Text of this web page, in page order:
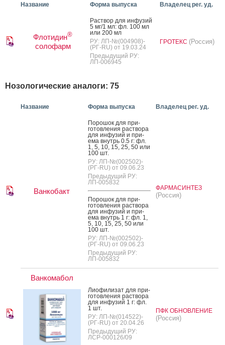
Название Форма выпуска Владелец рег. уд.
Флотидин®
солофарм
Рас­твор для ин­фу­зий
5 мг/1 мл: фл. 100 мл
или 200 мл
РУ: ЛП-№(004908)-
(РГ-RU) от 19.03.24
Предыдущий РУ:
ЛП-006945
ГРОТЕКС (Россия)
Нозологические аналоги: 75
Название Форма выпуска Владелец рег. уд.
Ванкобакт
По­рошок для при­
готов­ле­ния рас­тво­ра
для ин­фу­зий и при­
ема внутрь 0.5 г: фл.
1, 5, 10, 15, 25, 50 или
100 шт.
РУ: ЛП-№(002502)-
(РГ-RU) от 09.06.23
Предыдущий РУ:
ЛП-005832
По­рошок для при­
готов­ле­ния рас­тво­ра
для ин­фу­зий и при­
ема внутрь 1 г: фл. 1,
5, 10, 15, 25, 50 или
100 шт.
РУ: ЛП-№(002502)-
(РГ-RU) от 09.06.23
Предыдущий РУ:
ЛП-005832
ФАРМАСИНТЕЗ
(Россия)
Ванкомабол
Ли­офи­лизат для при­
готов­ле­ния рас­тво­ра
для ин­фу­зий 1 г: фл.
1 шт.
РУ: ЛП-№(014522)-
(РГ-RU) от 20.04.26
Предыдущий РУ:
ЛСР-000126/09
ПФК ОБНОВЛЕНИЕ
(Россия)